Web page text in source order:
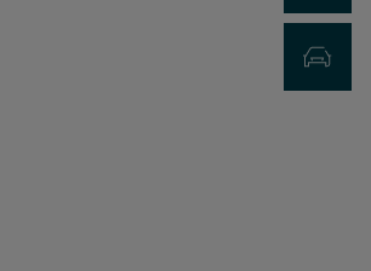
Registracija